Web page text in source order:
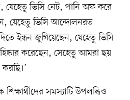
যেহেতু ভিসি নেট, পানি অফ করে
যেহেতু ভিসি আন্দোলনরত
দিতে ইন্ধন জুগিয়েছেন, যেহেতু ভিসি
করেছেন, সেহেতু আমরা ছয়
সমস্যাটি উপলব্ধিও